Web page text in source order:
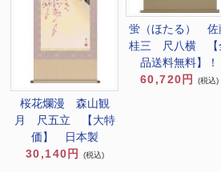
桜花爛漫 森山観
月 尺五立 【大特
価】 日本製
30,140円
(税込)
蛍（ほたる） 佐
桂三 尺八横 【
品送料無料】！
60,720円
(税込)